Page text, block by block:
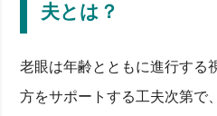
夫とは？
老眼は年齢とともに進行する
方をサポートする工夫次第で